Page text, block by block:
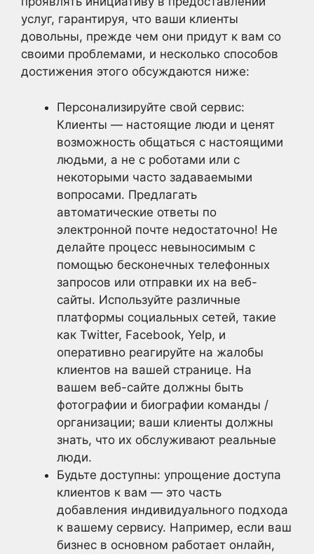
услуг, гарантируя, что ваши клиенты
довольны, прежде чем они придут к вам со
своими проблемами, и несколько способов
достижения этого обсуждаются ниже:
Персонализируйте свой сервис:
Клиенты — настоящие люди и ценят
возможность общаться с настоящими
людьми, а не с роботами или с
некоторыми часто задаваемыми
вопросами. Предлагать
автоматические ответы по
электронной почте недостаточно! Не
делайте процесс невыносимым с
помощью бесконечных телефонных
запросов или отправки их на веб-
сайты. Используйте различные
платформы социальных сетей, такие
как Twitter, Facebook, Yelp, и
оперативно реагируйте на жалобы
клиентов на вашей странице. На
вашем веб-сайте должны быть
фотографии и биографии команды /
организации; ваши клиенты должны
знать, что их обслуживают реальные
люди.
Будьте доступны: упрощение доступа
клиентов к вам — это часть
добавления индивидуального подхода
к вашему сервису. Например, если ваш
бизнес в основном работает онлайн,